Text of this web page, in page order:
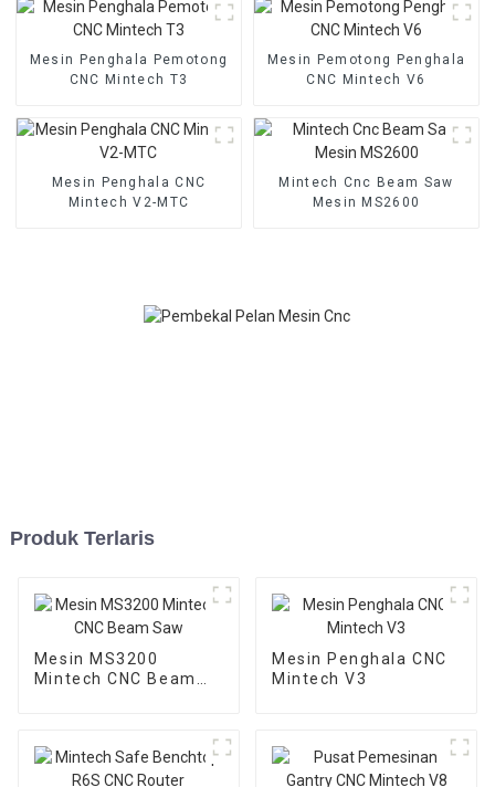
Mesin Penghala Pemotong
CNC Mintech T3
Mesin Pemotong Penghala
CNC Mintech V6
Mesin Penghala CNC
Mintech V2-MTC
Mintech Cnc Beam Saw
Mesin MS2600
Produk Terlaris
Mesin MS3200
Mintech CNC Beam
Mesin Penghala CNC
Mintech V3